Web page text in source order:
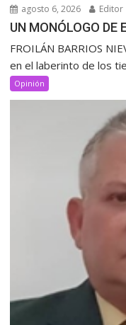
agosto 6, 2026 Editor
UN MONÓLOGO DE
FROILÁN BARRIOS
en el laberinto de los
Opinión